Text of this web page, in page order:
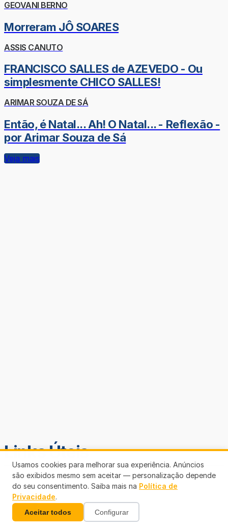
GEOVANI BERNO
Morreram JÔ SOARES
ASSIS CANUTO
FRANCISCO SALLES de AZEVEDO - Ou
simplesmente CHICO SALLES!
ARIMAR SOUZA DE SÁ
Então, é Natal... Ah! O Natal... - Reflexão -
por Arimar Souza de Sá
Veja mais
Links Úteis
Usamos cookies para melhorar sua experiência. Anúncios
são exibidos mesmo sem aceitar — personalização depende
do seu consentimento. Saiba mais na Política de
Privacidade.
Aceitar todos Configurar